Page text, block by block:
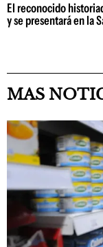
El reconocido
y se presentará en la
MAS